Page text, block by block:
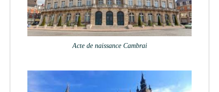
Acte de naissance Cambrai